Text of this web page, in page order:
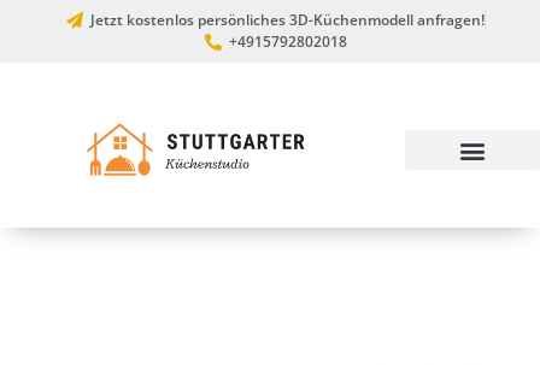
Jetzt kostenlos persönliches 3D-Küchenmodell anfragen!
+4915792802018